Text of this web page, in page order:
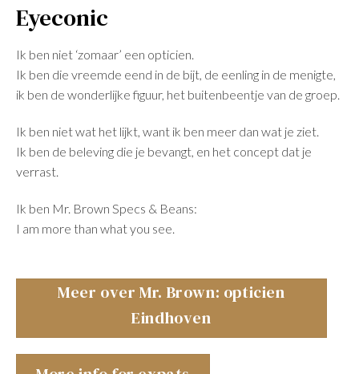
Eyeconic
Ik ben niet ‘zomaar’ een opticien.
Ik ben die vreemde eend in de bijt, de eenling in de menigte,
ik ben de wonderlijke figuur, het buitenbeentje van de groep.
Ik ben niet wat het lijkt, want ik ben meer dan wat je ziet.
Ik ben de beleving die je bevangt, en het concept dat je
verrast.
Ik ben Mr. Brown Specs & Beans:
I am more than what you see.
Meer over Mr. Brown: opticien
Eindhoven